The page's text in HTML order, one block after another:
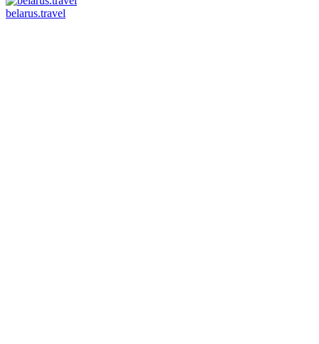
belarus.travel